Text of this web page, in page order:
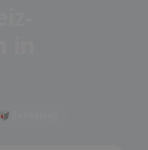
🥡 Takeaway